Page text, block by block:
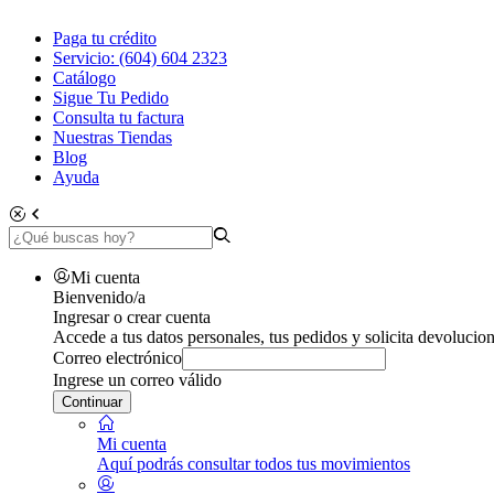
Paga tu crédito
Servicio: (604) 604 2323
Catálogo
Sigue Tu Pedido
Consulta tu factura
Nuestras Tiendas
Blog
Ayuda
Mi cuenta
Bienvenido/a
Ingresar o crear cuenta
Accede a tus datos personales, tus pedidos y solicita
Correo electrónico
Ingrese un correo válido
Continuar
Mi cuenta
Aquí podrás consultar todos tus movimientos